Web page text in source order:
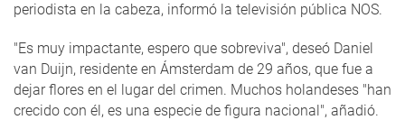
periodista en la cabeza, informó la televisión pública NOS.
"Es muy impactante, espero que sobreviva", deseó Daniel
van Duijn, residente en Ámsterdam de 29 años, que fue a
dejar flores en el lugar del crimen. Muchos holandeses "han
crecido con él, es una especie de figura nacional", añadió.